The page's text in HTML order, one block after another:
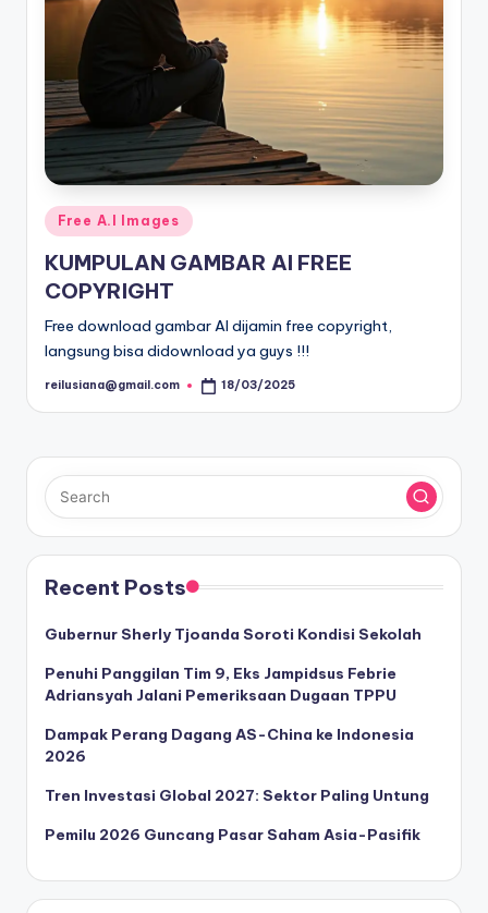
Posted
in
Free A.I Images
KUMPULAN GAMBAR AI FREE
COPYRIGHT
Free download gambar AI dijamin free copyright,
langsung bisa didownload ya guys !!!
Posted
reilusiana@gmail.com 18/03/2025
Recent Posts
Gubernur Sherly Tjoanda Soroti Kondisi Sekolah
Penuhi Panggilan Tim 9, Eks Jampidsus Febrie
Adriansyah Jalani Pemeriksaan Dugaan TPPU
Dampak Perang Dagang AS-China ke Indonesia
2026
Tren Investasi Global 2027: Sektor Paling Untung
Pemilu 2026 Guncang Pasar Saham Asia-Pasifik